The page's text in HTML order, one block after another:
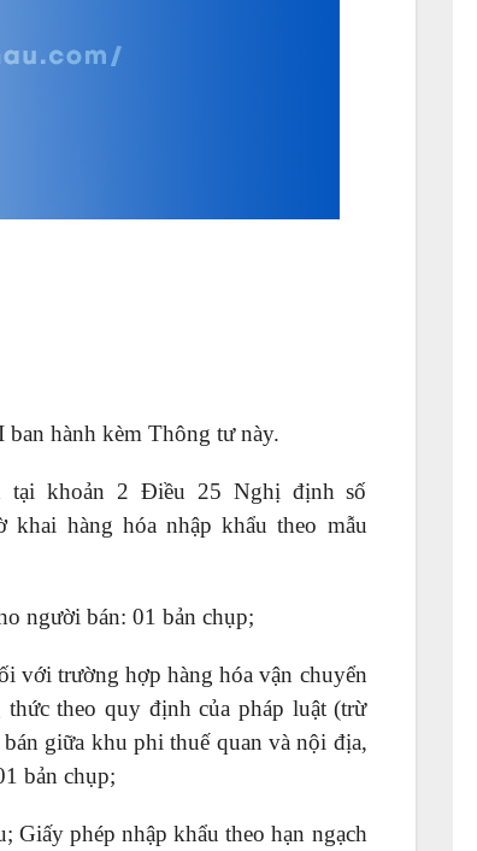
hành kèm Thông tư này.
tại khoản 2 Điều 25 Nghị định số
hàng hóa nhập khẩu theo mẫu
người bán: 01 bản chụp;
với trường hợp hàng hóa vận chuyển
theo quy định của pháp luật (trừ
giữa khu phi thuế quan và nội địa,
bản chụp;
Giấy phép nhập khẩu theo hạn ngạch